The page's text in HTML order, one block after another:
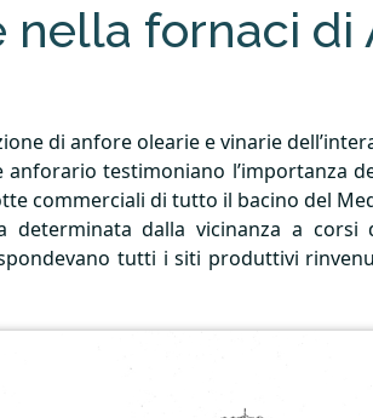
fornaci di
di anfore olearie e vinarie
testimoniano l’importanza
commerciali di tutto il bacino del
determinata dalla vicinanza a
tutti i siti produttivi